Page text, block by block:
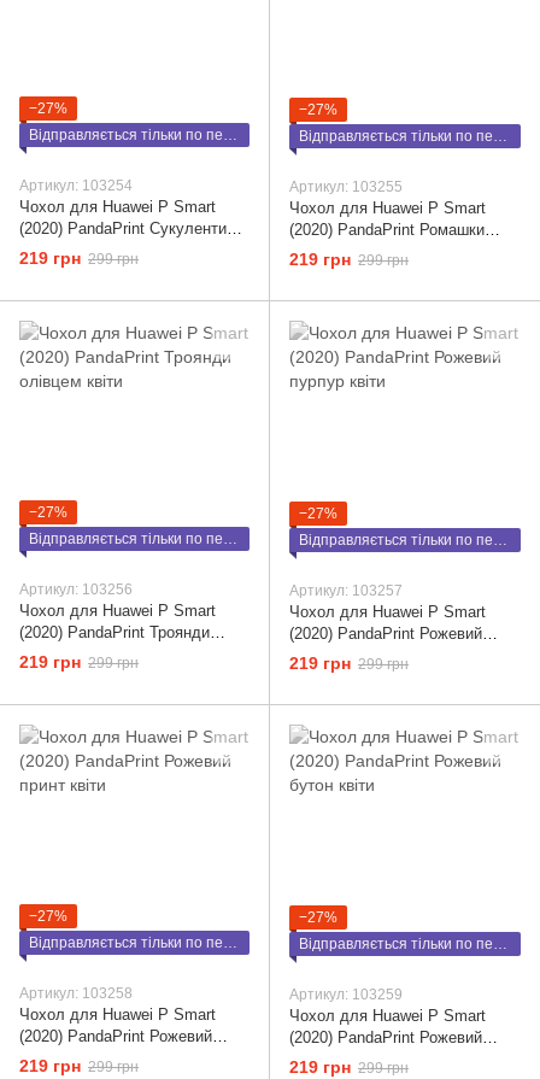
−27%
Відправляється тільки по передоплаті
Артикул: 103254
Чохол для Huawei P Smart
(2020) PandaPrint Сукуленти
квіти
219 грн 299 грн
−27%
Відправляється тільки по передоплаті
Артикул: 103255
Чохол для Huawei P Smart
(2020) PandaPrint Ромашки
квіти
219 грн 299 грн
−27%
Відправляється тільки по передоплаті
Артикул: 103256
Чохол для Huawei P Smart
(2020) PandaPrint Троянди
олівцем квіти
219 грн 299 грн
−27%
Відправляється тільки по передоплаті
Артикул: 103257
Чохол для Huawei P Smart
(2020) PandaPrint Рожевий
пурпур квіти
219 грн 299 грн
−27%
Відправляється тільки по передоплаті
Артикул: 103258
Чохол для Huawei P Smart
(2020) PandaPrint Рожевий
принт квіти
219 грн 299 грн
−27%
Відправляється тільки по передоплаті
Артикул: 103259
Чохол для Huawei P Smart
(2020) PandaPrint Рожевий
бутон квіти
219 грн 299 грн